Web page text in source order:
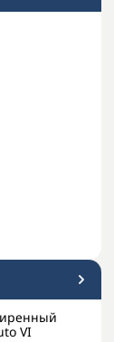
VI